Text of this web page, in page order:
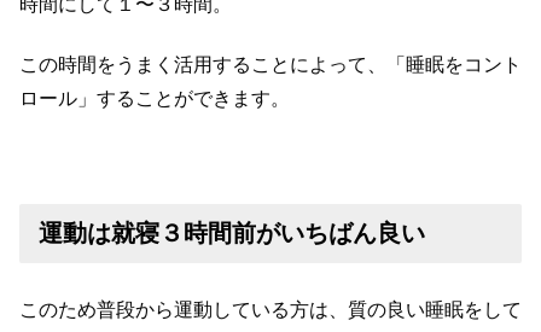
この時間をうまく活用することによって、「睡眠をコント
ロール」することができます。
運動は就寝３時間前がいちばん良い
このため普段から運動している方は、質の良い睡眠をして